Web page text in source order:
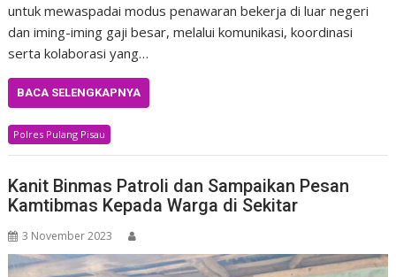
untuk mewaspadai modus penawaran bekerja di luar negeri
dan iming-iming gaji besar, melalui komunikasi, koordinasi
serta kolaborasi yang…
BACA SELENGKAPNYA
Polres Pulang Pisau
Kanit Binmas Patroli dan Sampaikan Pesan
Kamtibmas Kepada Warga di Sekitar
3 November 2023